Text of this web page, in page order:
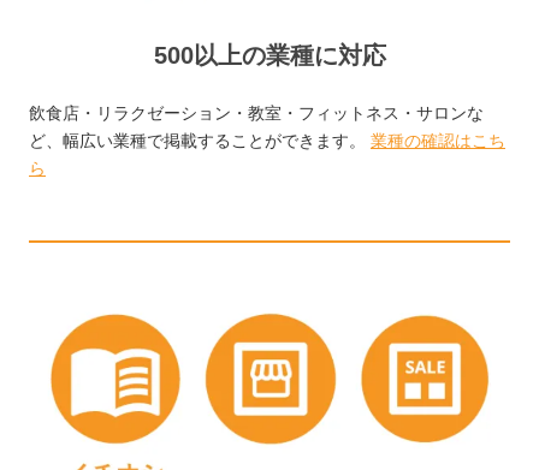
500以上の業種に対応
飲食店・リラクゼーション・教室・フィットネス・サロンな
ど、幅広い業種で掲載することができます。 業種の確認はこち
ら